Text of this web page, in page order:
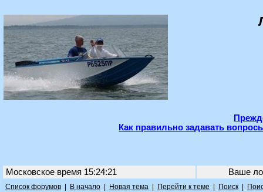
Как правильно задавать
Московское время 15:24:21 Ваше
Список форумов В начало Новая тема Перейти к теме Поиск